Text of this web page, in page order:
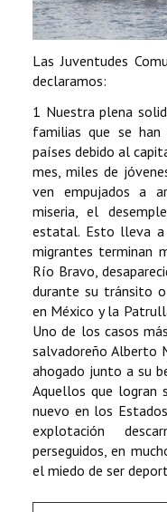
Las Juventudes
declaramos:
1 Nuestra plena
familias que se
países debido al
mes, miles de
ven empujados a
miseria, el
estatal. Esto lleva a
migrantes terminan
Río Bravo,
durante su tránsito
en México y la
Uno de los casos
salvadoreño Alberto
ahogado junto a su
Aquellos que logran
nuevo en los
explotación
perseguidos, en
el miedo de ser